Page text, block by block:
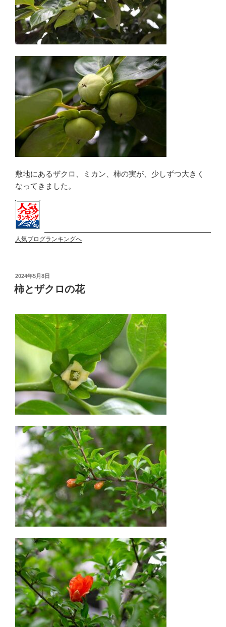
敷地にあるザクロ、ミカン、柿の実が、少しずつ大きく
なってきました。
人気ブログランキングへ
投
稿
日:
2024年5月8日
柿とザクロの花